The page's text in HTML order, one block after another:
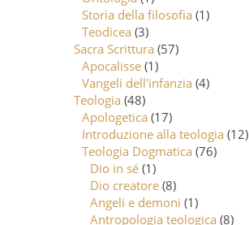
Storia della filosofia (1)
Teodicea (3)
Sacra Scrittura (57)
Apocalisse (1)
Vangeli dell'infanzia (4)
Teologia (48)
Apologetica (17)
Introduzione alla teologia (12)
Teologia Dogmatica (76)
Dio in sé (1)
Dio creatore (8)
Angeli e demoni (1)
Antropologia teologica (8)